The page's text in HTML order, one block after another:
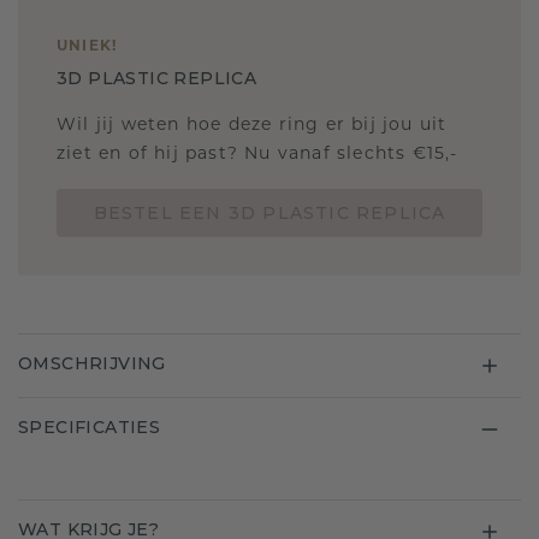
UNIEK!
3D PLASTIC REPLICA
Wil jij weten hoe deze ring er bij jou uit
ziet en of hij past? Nu vanaf slechts €15,-
OMSCHRIJVING
SPECIFICATIES
WAT KRIJG JE?